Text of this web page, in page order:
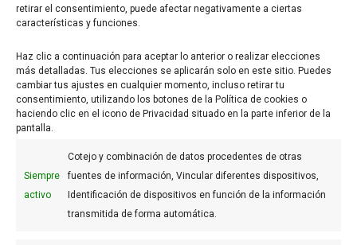
retirar el consentimiento, puede afectar negativamente a ciertas
características y funciones.
Haz clic a continuación para aceptar lo anterior o realizar elecciones
más detalladas. Tus elecciones se aplicarán solo en este sitio. Puedes
cambiar tus ajustes en cualquier momento, incluso retirar tu
consentimiento, utilizando los botones de la Política de cookies o
haciendo clic en el icono de Privacidad situado en la parte inferior de la
pantalla.
Siempre
activo
Cotejo y combinación de datos procedentes de otras
fuentes de información, Vincular diferentes dispositivos,
Identificación de dispositivos en función de la información
transmitida de forma automática.